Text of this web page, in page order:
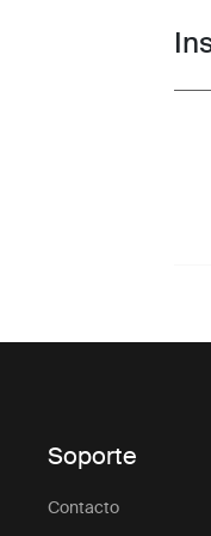
Soporte
Contacto